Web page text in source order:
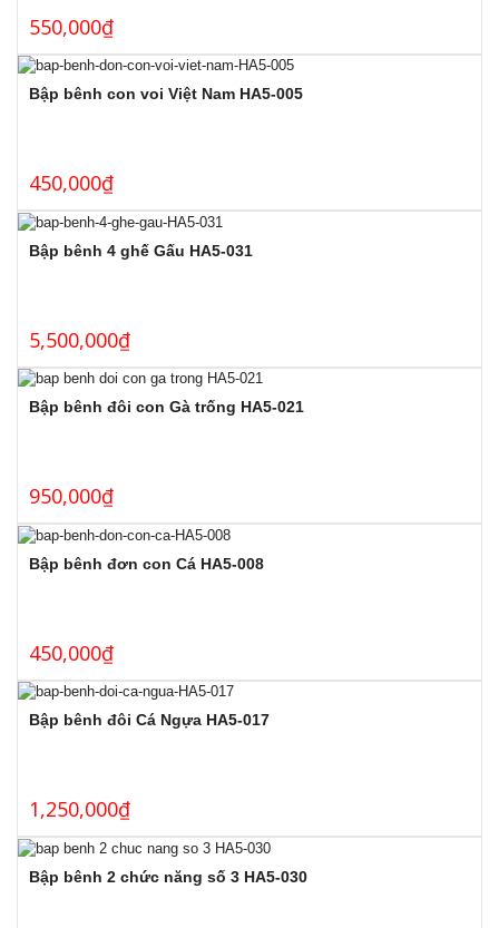
550,000₫
Bập bênh con voi Việt Nam HA5-005
450,000₫
Bập bênh 4 ghế Gấu HA5-031
5,500,000₫
Bập bênh đôi con Gà trống HA5-021
950,000₫
Bập bênh đơn con Cá HA5-008
450,000₫
Bập bênh đôi Cá Ngựa HA5-017
1,250,000₫
Bập bênh 2 chức năng số 3 HA5-030